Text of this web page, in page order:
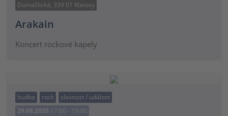
Domažlická, 339 01 Klatovy
Arakain
Koncert rockové kapely
hudba rock
slavnost / událost
29.08.2020 17:00 - 19:00